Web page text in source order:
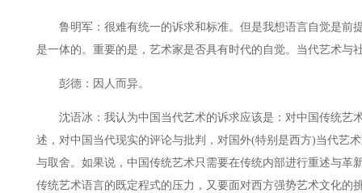
鲁明军：很难有统一的诉求和标准。但是我想语言自觉是前
是一体的。重要的是，艺术家是否具有时代的自觉。当代艺术与
彭德：因人而异。
沈语冰：我认为中国当代艺术的诉求应该是：对中国传统艺
述，对中国当代现实的评论与批判，对国外(特别是西方)当代艺
与取舍。如果说，中国传统艺术只需要在传统内部进行重述与革
传统艺术语言的既定程式的压力，又要面对西方强势艺术文化的